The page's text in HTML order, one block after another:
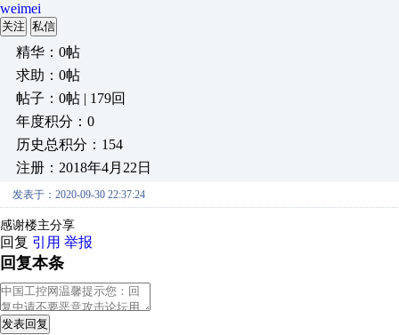
weimei
关注 私信
精华：0帖
求助：0帖
帖子：0帖 | 179回
年度积分：0
历史总积分：154
注册：2018年4月22日
发表于：2020-09-30 22:37:24
感谢楼主分享
回复 引用 举报
回复本条
发表回复